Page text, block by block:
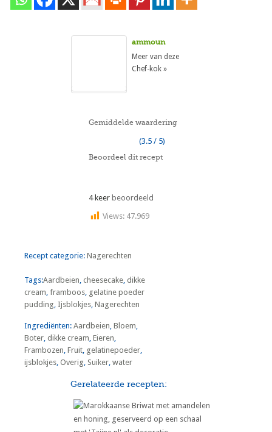
ammoun
Meer van deze
Chef-kok »
Gemiddelde waardering
(3.5 / 5)
Beoordeel dit recept
4 keer beoordeeld
Views: 47.969
Recept categorie:Nagerechten
Tags:Aardbeien,cheesecake, dikke
cream,framboos, gelatine poeder
pudding,Ijsblokjes,Nagerechten
Ingrediënten:Aardbeien,Bloem,
Boter, dikke cream,Eieren,
Frambozen,Fruit, gelatinepoeder,
ijsblokjes, Overig, Suiker,water
Gerelateerde recepten: